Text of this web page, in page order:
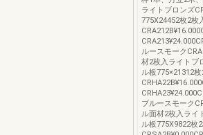
ライトブロンズ
775X24452枚2枚
ルースモーク
材2枚入ライトブ
ル板775×21312
ブルースモーク
ル面材2枚入ライ
ル板775X9822枚